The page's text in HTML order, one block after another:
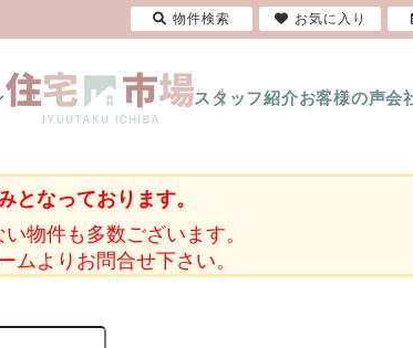
スタッフ紹介お客様の声会
となっております。
物件も多数ございます。
ムよりお問合せ下さい。
物件検索 お気に入り